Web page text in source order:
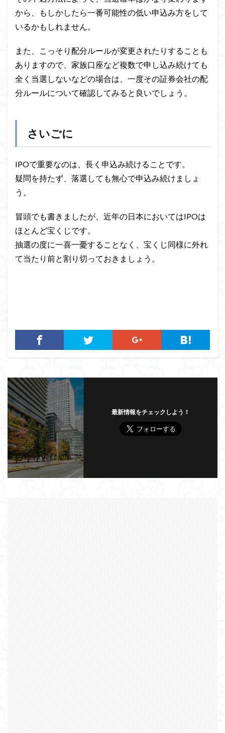
から、もしかしたら一番可能性の低い申込み方をして
いるかもしれません。
また、こっそり配分ルールが変更されたりすることも
ありますので、家族口座など複数で申し込み続けても
全く当選しないなどの場合は、一度その証券会社の配
分ルールについて確認してみると良いでしょう。
さいごに
IPOで重要なのは、長く申込み続けることです。
疑問を持たず、落選しても無心で申込み続けましょ
う。
冒頭でも書きましたが、近年の日本においてはIPOは
ほとんど宝くじです。
抽選の度に一喜一憂することなく、宝くじ同様に外れ
て当たり前と割り切っておきましょう。
最新情報をチェックしよう！